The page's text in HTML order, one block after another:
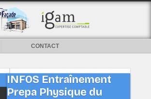
CONTACT
INFOS Entraînement
Prepa Physique du